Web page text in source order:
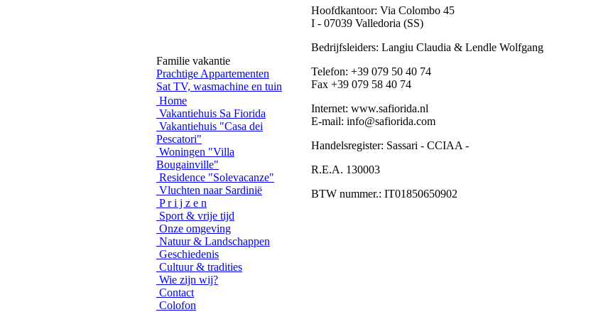
Familie vakantie
Prachtige Appartementen
Sat TV, wasmachine en tuin
goedkope Prijs
Vakantiehuis aan zee
Villa's met uitzicht op zee
geschikt voor 2-8 personen
vanaf Eur 250 per week/huis
Home
Vakantiehuis Sa Fiorida
Vakantiehuis "Casa dei
Pescatori"
Woningen "Villa
Bougainville"
Residence "Solevacanze"
Vluchten naar Sardinië
P r i j z e n
Sport & vrije tijd
Onze omgeving
Natuur & Landschappen
Geschiedenis
Cultuur & tradities
Wie zijn wij?
Contact
Colofon
Hoofdkantoor: Via Colombo 45
I - 07039 Valledoria (SS)
Bedrijfsleiders: Langiu Claudia & Lendle Wolfgang
Telefon: +39 079 50 40 74
Fax+39 079 58 40 74
Internet: www.safiorida.nl
E-mail: info@safiorida.com
Handelsregister: Sassari - CCIAA -
R.E.A. 130003
BTW nummer.: IT01850650902